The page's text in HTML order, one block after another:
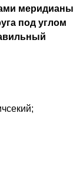
меридианы
под углом